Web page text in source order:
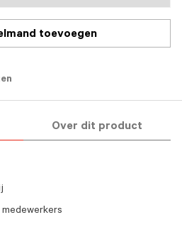
toevoegen
Over dit product